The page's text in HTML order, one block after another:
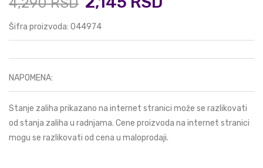
Šifra proizvoda: 044974
NAPOMENA:
Stanje zaliha prikazano na internet stranici može se razlikovati
od stanja zaliha u radnjama. Cene proizvoda na internet stranici
mogu se razlikovati od cena u maloprodaji.